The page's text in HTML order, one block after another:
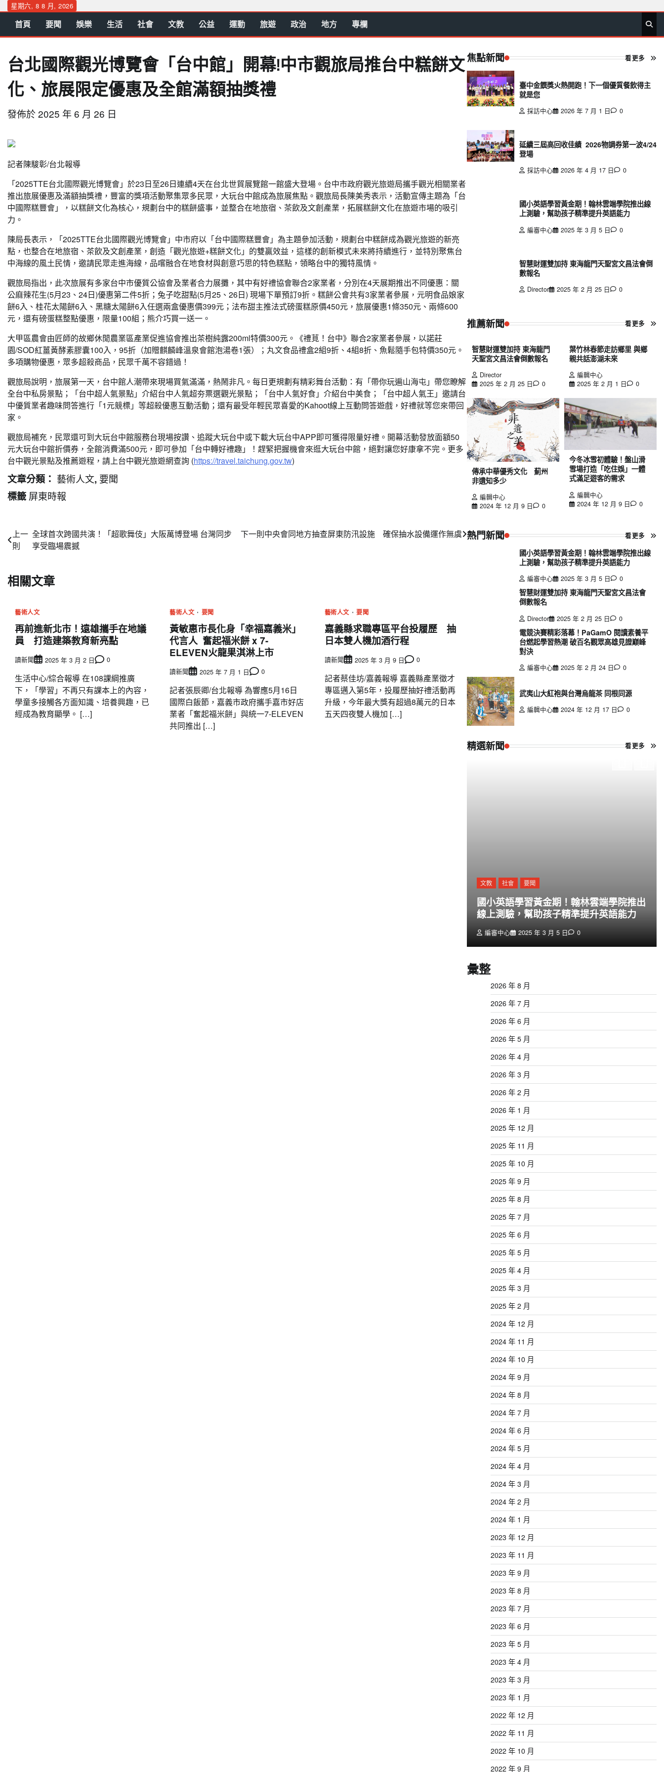
Skip
content
星期六, 8 8 月, 2026
首 要 娛 生 社 文 公 運 旅 政 地
方
專
欄
首頁 要聞 娛樂 生活 社會 文教 公益 運動 旅遊 政治 地方 專欄
台北國際觀光博覽會「台中館」開幕!中市觀旅局推台中糕餅文
化、旅展限定優惠及全館滿額抽獎禮
發佈於2025 年 6 月 26 日
記者陳駿彰/台北報導
「2025TTE台北國際觀光博覽會」於23日至26日連續4天在台北世貿展覽館一館盛大登場。台中市政府觀光旅遊局攜手觀光相關業者
推出旅展優惠及滿額抽獎禮，豐富的獎項活動聚集眾多民眾，大玩台中館成為旅展焦點。觀旅局長陳美秀表示，活動宣傳主題為「台
中國際糕豐會」，以糕餅文化為核心，規劃台中的糕餅盛事，並整合在地旅宿、茶飲及文創產業，拓展糕餅文化在旅遊市場的吸引
力。
陳局長表示，「2025TTE台北國際觀光博覽會」中市府以「台中國際糕豐會」為主題參加活動，規劃台中糕餅成為觀光旅遊的新亮
點，也整合在地旅宿、茶飲及文創產業，創造「觀光旅遊+糕餅文化」的雙贏效益，這樣的創新模式未來將持續進行，並特別聚焦台
中海線的風土民情，邀請民眾走進海線，品嚐融合在地食材與創意巧思的特色糕點，領略台中的獨特風情。
觀旅局指出，此次旅展有多家台中市優質公協會及業者合力展攤，其中有好禮協會聯合2家業者，分別在4天展期推出不同優惠：關
公麻辣花生(5月23、24日)優惠第二件5折；兔子吃甜點(5月25、26日) 現場下單預訂9折。糕餅公會共有3家業者參展，元明食品娘家
餅6入、桂花太陽餅6入、黑糖太陽餅6入任選兩盒優惠價399元；法布甜主推法式磅蛋糕原價450元，旅展優惠1條350元、兩條600
元，還有磅蛋糕整點優惠，限量100組；熊介巧買一送一。
大甲區農會由匠師的故鄉休閒農業區產業促進協會推出茶樹純露200ml特價300元。《禮莧！台中》聯合2家業者參展，以諾莊
園/SOD紅薑黃酵素膠囊100入，95折（加贈麒麟峰溫泉會館泡湯卷1張）；丸文食品禮盒2組9折、4組8折、魚鬆隨手包特價350元。
多項購物優惠，眾多超殺商品，民眾千萬不容錯過！
觀旅局說明，旅展第一天，台中館人潮帶來現場買氣滿滿，熱鬧非凡。每日更規劃有精彩舞台活動：有「帶你玩遍山海屯」帶您瞭解
全台中私房景點；「台中超人氣景點」介紹台中人氣超夯票選觀光景點；「台中人氣好食」介紹台中美食；「台中超人氣王」邀請台
中優質業者趣味問答進行「1元競標」等超殺優惠互動活動；還有最受年輕民眾喜愛的Kahoot線上互動問答遊戲，好禮就等您來帶回
家。
觀旅局補充，民眾還可到大玩台中館服務台現場按讚、追蹤大玩台中或下載大玩台中APP即可獲得限量好禮。開幕活動發放面額50
元大玩台中館折價券，全館消費滿500元，即可參加「台中轉好禮趣」！趕緊把握機會來逛大玩台中館，絕對讓您好康拿不完。更多
台中觀光景點及推薦遊程，請上台中觀光旅遊網查詢 (https://travel.taichung.gov.tw)
文章分類： 藝術人文, 要聞
標籤 屏東時報
文
章
導
覽
上一
則
全球首次跨國共演！「超歌舞伎」大阪萬博登場 台灣同步
享受臨場震撼
下一則中央會同地方抽查屏東防汛設施 確保抽水設備運作無虞
相關文章
藝術人文
再前進新北市！遠雄攜手在地議
員 打造建築教育新亮點
讀新聞 2025 年 3 月 2 日 0
生活中心/綜合報導 在108課綱推廣
下，「學習」不再只有課本上的內容，
學童多接觸各方面知識、培養興趣，已
經成為教育顯學。 […]
藝術人文 要聞
黃敏惠市長化身「幸福嘉義米」
代言人 奮起福米餅 x 7-
ELEVEN火龍果淇淋上市
讀新聞 2025 年 7 月 1 日 0
記者張辰卿/台北報導 為響應5月16日
國際白飯節，嘉義市政府攜手嘉市好店
業者「奮起福米餅」與統一7-ELEVEN
共同推出 […]
藝術人文 要聞
嘉義縣求職專區平台投履歷 抽
日本雙人機加酒行程
讀新聞 2025 年 3 月 9 日 0
記者蔡佳坊/嘉義報導 嘉義縣產業徵才
專區邁入第5年，投履歷抽好禮活動再
升級，今年最大獎有超過8萬元的日本
五天四夜雙人機加 […]
焦點新聞 看更多
臺中金饌獎火熱開跑！下一個優質餐飲得主
就是您
採訪中心 2026 年 7 月 1 日 0
延續三屆高回收佳績 2026物調券第一波4/24
登場
採訪中心 2026 年 4 月 17 日 0
國小英語學習黃金期！翰林雲端學院推出線
上測驗，幫助孩子精準提升英語能力
編審中心 2025 年 3 月 5 日 0
智慧財運雙加持 東海龍門天聖宮文昌法會倒
數報名
Director 2025 年 2 月 25 日 0
推薦新聞 看更多
智慧財運雙加持 東海龍門
天聖宮文昌法會倒數報名
Director
2025 年 2 月 25 日
0
葉竹林春節走訪鄉里 與鄉
親共話澎湖未來
編輯中心
2025 年 2 月 1 日
0
傳承中華優秀文化 薊州
非遺知多少
編輯中心
2024 年 12 月 9 日
0
今冬冰雪初體驗！盤山滑
雪場打造「吃住娛」一體
式滿足遊客的需求
編輯中心
2024 年 12 月 9 日
0
熱門新聞 看更多
國小英語學習黃金期！翰林雲端學院推出線
上測驗，幫助孩子精準提升英語能力
編審中心 2025 年 3 月 5 日 0
智慧財運雙加持 東海龍門天聖宮文昌法會
倒數報名
Director 2025 年 2 月 25 日 0
電競決賽精彩落幕！PaGamO 閱讀素養平
台燃起學習熱潮 破百名觀眾高雄見證巔峰
對決
編審中心 2025 年 2 月 24 日 0
武夷山大紅袍與台灣烏龍茶 同根同源
編輯中心 2024 年 12 月 17 日 0
精選新聞 看更多
文教 社會 要聞
國小英語學習黃金期！翰林雲端學院推出
線上測驗，幫助孩子精準提升英語能力
編審中心 2025 年 3 月 5 日 0
彙整
2026 年 8 月
2026 年 7 月
2026 年 6 月
2026 年 5 月
2026 年 4 月
2026 年 3 月
2026 年 2 月
2026 年 1 月
2025 年 12 月
2025 年 11 月
2025 年 10 月
2025 年 9 月
2025 年 8 月
2025 年 7 月
2025 年 6 月
2025 年 5 月
2025 年 4 月
2025 年 3 月
2025 年 2 月
2024 年 12 月
2024 年 11 月
2024 年 10 月
2024 年 9 月
2024 年 8 月
2024 年 7 月
2024 年 6 月
2024 年 5 月
2024 年 4 月
2024 年 3 月
2024 年 2 月
2024 年 1 月
2023 年 12 月
2023 年 11 月
2023 年 9 月
2023 年 8 月
2023 年 7 月
2023 年 6 月
2023 年 5 月
2023 年 4 月
2023 年 3 月
2023 年 1 月
2022 年 12 月
2022 年 11 月
2022 年 10 月
2022 年 9 月